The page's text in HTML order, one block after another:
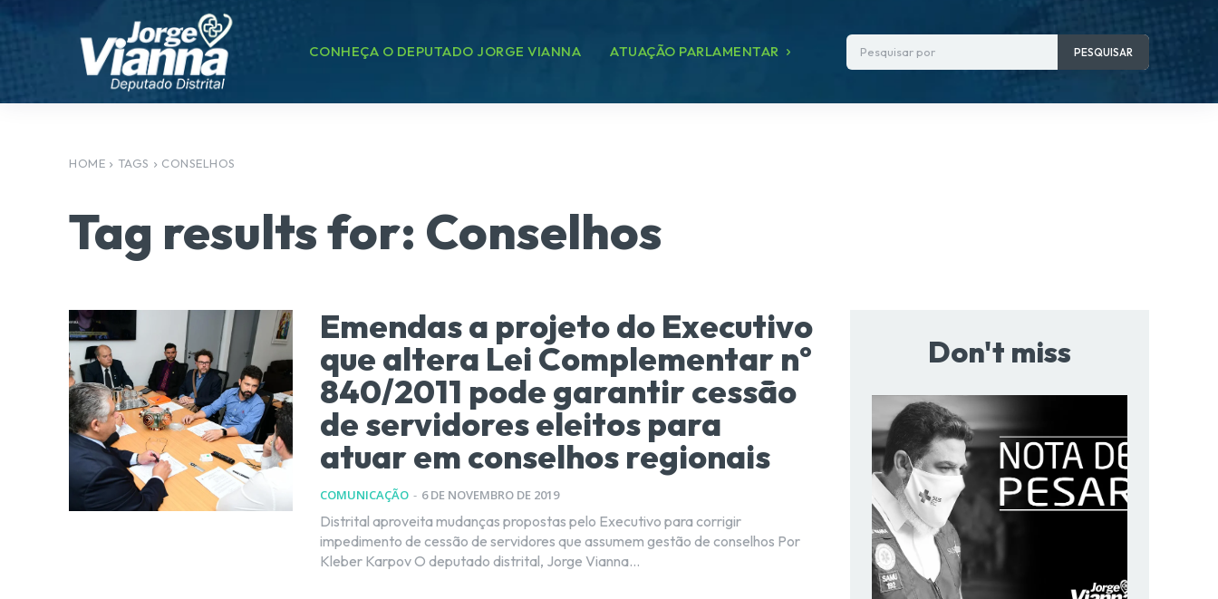
CONHEÇA O DEPUTADO JORGE VIANNA ATUAÇÃO PARLAMENTAR Pesquisar por PESQUISAR
HOME TAGS CONSELHOS
Tag results for: Conselhos
Emendas a projeto do Executivo
que altera Lei Complementar nº
840/2011 pode garantir cessão
de servidores eleitos para
atuar em conselhos regionais
COMUNICAÇÃO - 6 DE NOVEMBRO DE 2019
Distrital aproveita mudanças propostas pelo Executivo para corrigir
impedimento de cessão de servidores que assumem gestão de conselhos Por
Kleber Karpov O deputado distrital, Jorge Vianna...
Don't miss